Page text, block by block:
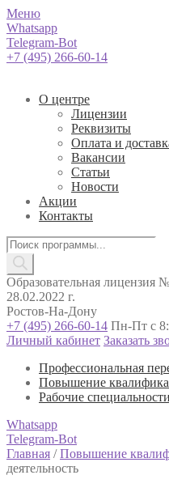
Меню
Whatsapp
Telegram-Bot
+7 (495) 266-60-14
О центре
Лицензии
Реквизиты
Оплата и
Вакансии
Статьи
Новости
Акции
Контакты
Поиск
товаров
Образовательная лицензия
28.02.2022 г.
Ростов-На-Дону
+7 (495) 266-60-14 Пн-Пт с
Личный кабинет Заказать
Профессиональная
Повышение
Рабочие специальности
Whatsapp
Telegram-Bot
Главная /Повышение
деятельность